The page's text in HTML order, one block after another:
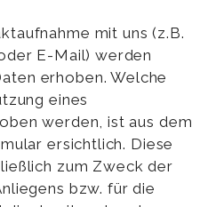
mit uns (z.B.
E-Mail) werden
erhoben. Welche
eines
werden, ist aus dem
ersichtlich. Diese
zum Zweck der
bzw. für die